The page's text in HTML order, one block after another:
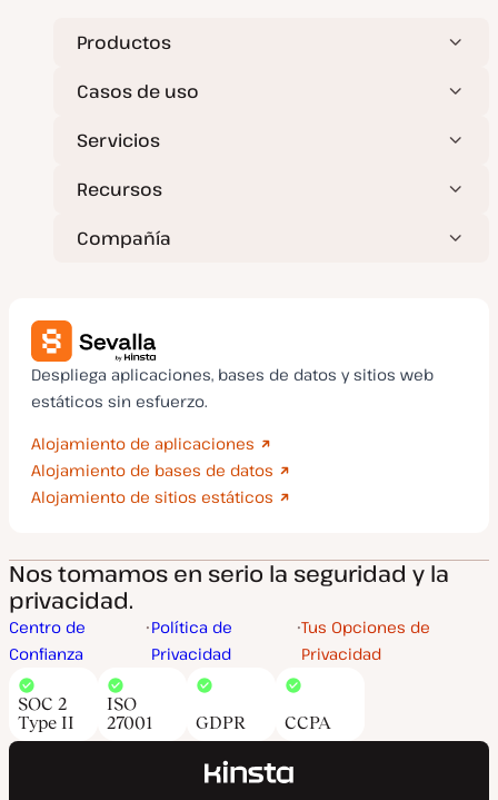
a
l
a
Productos
Casos de uso
Servicios
Recursos
Compañía
Despliega aplicaciones, bases de datos y sitios web
estáticos sin esfuerzo.
Alojamiento de aplicaciones
Alojamiento de bases de datos
Alojamiento de sitios estáticos
Nos tomamos en serio la seguridad y la
privacidad.
Centro de
Confianza
Política de
Privacidad
Tus Opciones de
Privacidad
SOC 2
Type II
ISO
27001
GDPR CCPA